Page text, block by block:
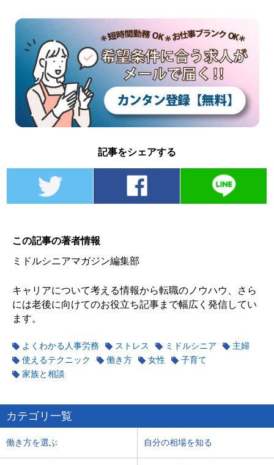
記事をシェアする
この記事の著者情報
ミドルシニアマガジン編集部
キャリアについて考える情報から転職のノウハウ、さら
には老後に向けてのお役立ち記事まで幅広く発信してい
ます。
よくわかる人事労務 ストレス ミドルシニア
主婦
使えるテクニック
働き方 女性
子育て
家族と相談
カテゴリ一覧
働き方を選ぶ 自分の相場を知る